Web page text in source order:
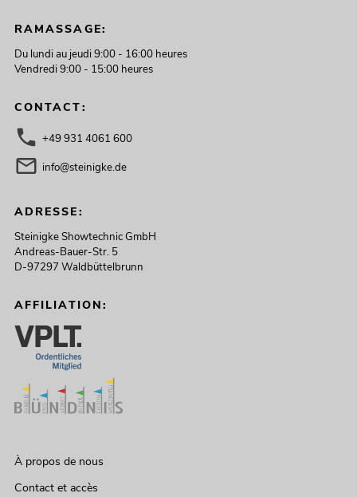
RAMASSAGE:
Du lundi au jeudi 9:00 - 16:00 heures
Vendredi 9:00 - 15:00 heures
CONTACT:
+49 931 4061 600
info@steinigke.de
ADRESSE:
Steinigke Showtechnic GmbH
Andreas-Bauer-Str. 5
D-97297 Waldbüttelbrunn
AFFILIATION:
À propos de nous
Contact et accès